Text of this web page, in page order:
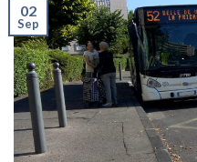
02
Sep